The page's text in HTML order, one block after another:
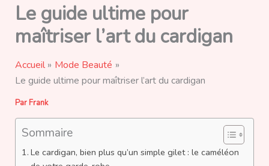
Le guide ultime pour
maîtriser l’art du cardigan
Accueil
Mode Beauté
Le guide ultime pour maîtriser l’art du cardigan
Par Frank
Sommaire
Le cardigan, bien plus qu’un simple gilet : le caméléon